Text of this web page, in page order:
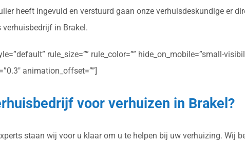
heeft ingevuld en verstuurd gaan onze verhuisdeskundige er
verhuisbedrijf in Brakel.
rule_size=”” rule_color=”” hide_on_mobile=”small-
animation_offset=””]
voor verhuizen in Brakel?
staan wij voor u klaar om u te helpen bij uw verhuizing. Wij